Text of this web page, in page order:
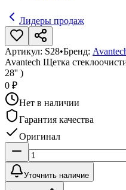
Лидеры продаж
Артикул: S28•Бренд:
Avantech Щетка
28'' )
0 ₽
Нет в наличии
Гарантия качества
Оригинал
Уточнить наличие